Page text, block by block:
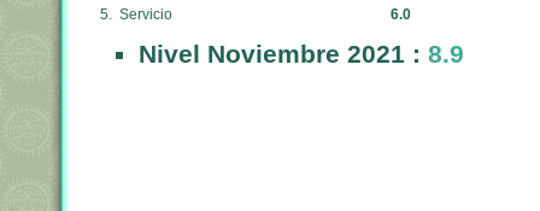
5. Servicio
6.0
Nivel Noviembre 2021 : 8.9